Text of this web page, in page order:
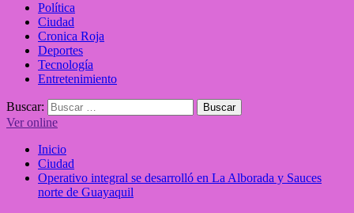
Política
Ciudad
Cronica Roja
Deportes
Tecnología
Entretenimiento
Buscar:
Ver online
Inicio
Ciudad
Operativo integral se desarrolló en La Alborada y Sauces
norte de Guayaquil